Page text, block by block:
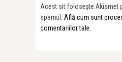
Acest sit folosește Akismet
spamul. Află cum sunt
comentariilor tale